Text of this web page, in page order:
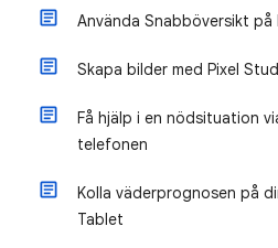
Använda Snabböversikt på
Skapa bilder med Pixel
Få hjälp i en nödsituation
telefonen
Kolla väderprognosen på
Tablet